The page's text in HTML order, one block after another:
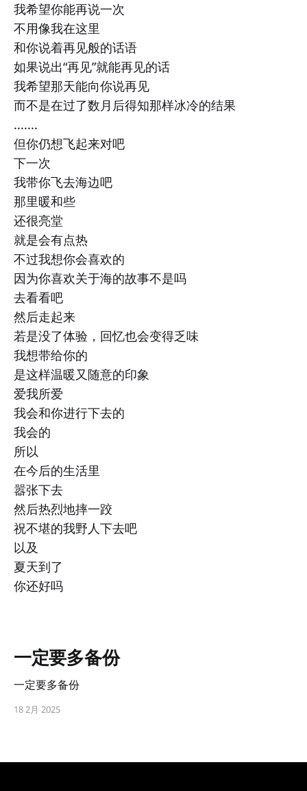
我希望你能再说一次
不用像我在这里
和你说着再见般的话语
如果说出“再见”就能再见的话
我希望那天能向你说再见
而不是在过了数月后得知那样冰冷的结果
.......
但你仍想飞起来对吧
下一次
我带你飞去海边吧
那里暖和些
还很亮堂
就是会有点热
不过我想你会喜欢的
因为你喜欢关于海的故事不是吗
去看看吧
然后走起来
若是没了体验，回忆也会变得乏味
我想带给你的
是这样温暖又随意的印象
爱我所爱
我会和你进行下去的
我会的
所以
在今后的生活里
嚣张下去
然后热烈地摔一跤
祝不堪的我野人下去吧
以及
夏天到了
你还好吗
一定要多备份
一定要多备份
18 2月 2025